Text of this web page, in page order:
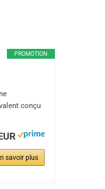
PROMOTION
conçu
savoir plus